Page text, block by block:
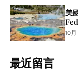
美
10月
最近留言